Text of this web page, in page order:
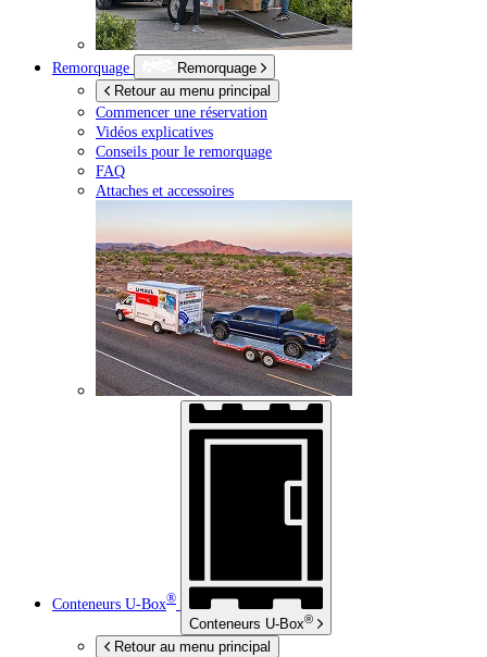
Remorquage
Remorquage
Retour au menu principal
Commencer une réservation
Vidéos explicatives
Conseils pour le remorquage
FAQ
Attaches et accessoires
Conteneurs U-Box®
Conteneurs U-Box®
Retour au menu principal